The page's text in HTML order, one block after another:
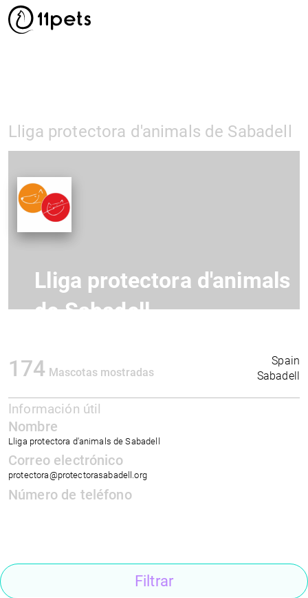
Lliga protectora d'animals de Sabadell
Lliga protectora d'animals
de Sabadell
174 Mascotas mostradas
Spain
Sabadell
Información útil
Nombre
Lliga protectora d'animals de Sabadell
Correo electrónico
protectora@protectorasabadell.org
Número de teléfono
Filtrar